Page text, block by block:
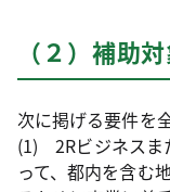
（２）補助
次に掲げる要件を
(1) 2Rビジネスま
って、都内を含む